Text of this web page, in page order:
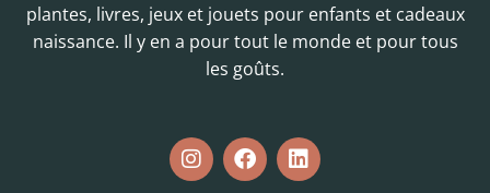
plantes, livres, jeux et jouets pour enfants et cadeaux
naissance. Il y en a pour tout le monde et pour tous
les goûts.